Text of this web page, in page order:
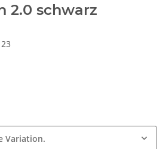
2.0 schwarz
Variation.